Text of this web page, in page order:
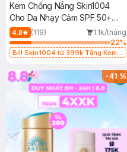
Kem Chống Nắng Skin1004
Cho Da Nhạy Cảm SPF 50+
50ml
4.8 (119)
1.1k/tháng
22%
Bill Skin1004 từ 399k Tặng Kem
SPF 50+ 20ml (SL Có Hạn)
-41%